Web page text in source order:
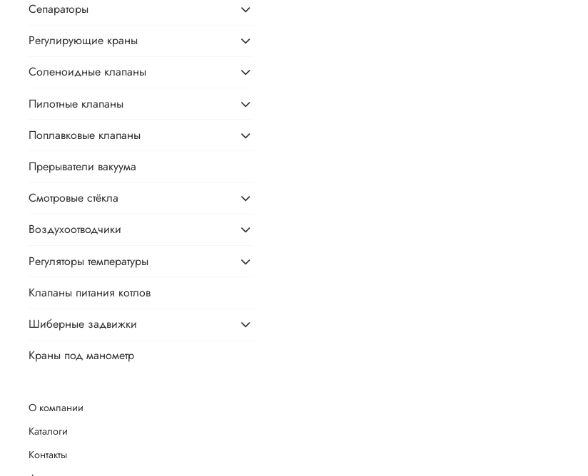
Сепараторы
Регулирующие краны
Соленоидные клапаны
Пилотные клапаны
Поплавковые клапаны
Прерыватели вакуума
Смотровые стёкла
Воздухоотводчики
Регуляторы температуры
Клапаны питания котлов
Шиберные задвижки
Краны под манометр
О компании
Каталоги
Контакты